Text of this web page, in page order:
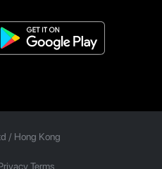
/ Hong Kong
Terms